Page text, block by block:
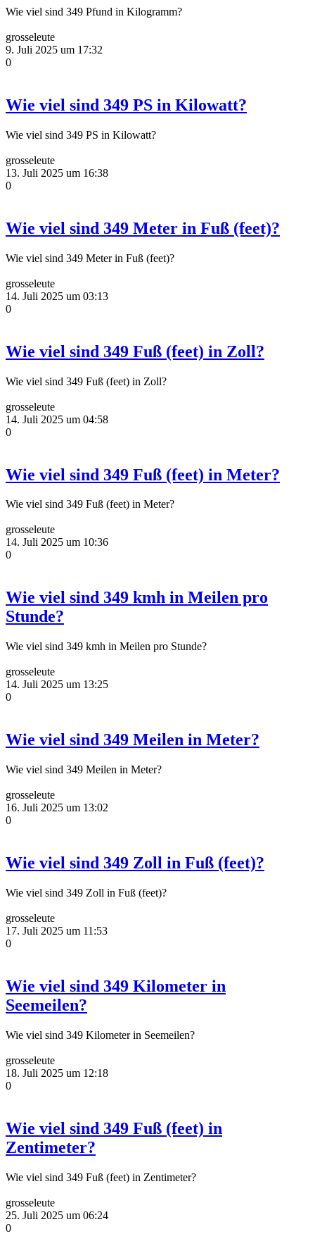
Wie viel sind 349 Pfund in Kilogramm?
grosseleute
9. Juli 2025 um 17:32
0
Wie viel sind 349 PS in Kilowatt?
Wie viel sind 349 PS in Kilowatt?
grosseleute
13. Juli 2025 um 16:38
0
Wie viel sind 349 Meter in Fuß (feet)?
Wie viel sind 349 Meter in Fuß (feet)?
grosseleute
14. Juli 2025 um 03:13
0
Wie viel sind 349 Fuß (feet) in Zoll?
Wie viel sind 349 Fuß (feet) in Zoll?
grosseleute
14. Juli 2025 um 04:58
0
Wie viel sind 349 Fuß (feet) in Meter?
Wie viel sind 349 Fuß (feet) in Meter?
grosseleute
14. Juli 2025 um 10:36
0
Wie viel sind 349 kmh in Meilen pro
Stunde?
Wie viel sind 349 kmh in Meilen pro Stunde?
grosseleute
14. Juli 2025 um 13:25
0
Wie viel sind 349 Meilen in Meter?
Wie viel sind 349 Meilen in Meter?
grosseleute
16. Juli 2025 um 13:02
0
Wie viel sind 349 Zoll in Fuß (feet)?
Wie viel sind 349 Zoll in Fuß (feet)?
grosseleute
17. Juli 2025 um 11:53
0
Wie viel sind 349 Kilometer in
Seemeilen?
Wie viel sind 349 Kilometer in Seemeilen?
grosseleute
18. Juli 2025 um 12:18
0
Wie viel sind 349 Fuß (feet) in
Zentimeter?
Wie viel sind 349 Fuß (feet) in Zentimeter?
grosseleute
25. Juli 2025 um 06:24
0